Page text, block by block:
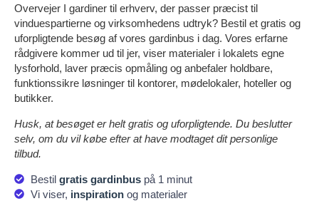
Overvejer I gardiner til erhverv, der passer præcist til
vinduespartierne og virksomhedens udtryk? Bestil et gratis og
uforpligtende besøg af vores gardinbus i dag. Vores erfarne
rådgivere kommer ud til jer, viser materialer i lokalets egne
lysforhold, laver præcis opmåling og anbefaler holdbare,
funktionssikre løsninger til kontorer, mødelokaler, hoteller og
butikker.
Husk, at besøget er helt gratis og uforpligtende. Du beslutter
selv, om du vil købe efter at have modtaget dit personlige
tilbud.
Bestil gratis gardinbuspå 1 minut
Vi viser, inspirationog materialer